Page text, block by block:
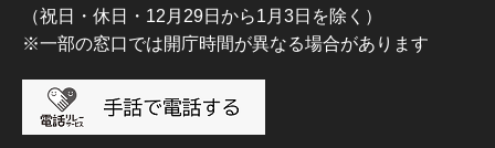
（祝日・休日・12月29日から1月3日を除く）
※一部の窓口では開庁時間が異なる場合があります